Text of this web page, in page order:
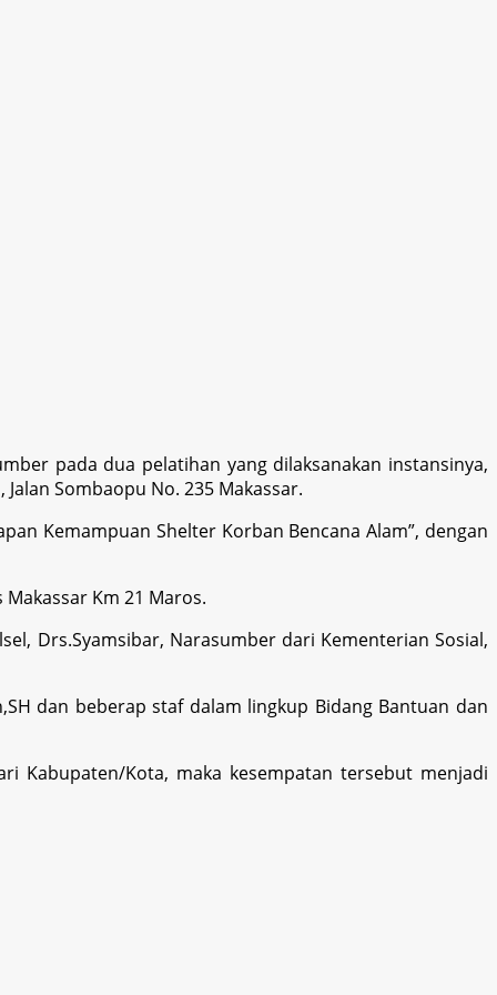
pada dua pelatihan yang dilaksanakan instansinya,
Sombaopu No. 235 Makassar.
Kemampuan Shelter Korban Bencana Alam”, dengan
Km 21 Maros.
Drs.Syamsibar, Narasumber dari Kementerian Sosial,
dan beberap staf dalam lingkup Bidang Bantuan dan
Kabupaten/Kota, maka kesempatan tersebut menjadi